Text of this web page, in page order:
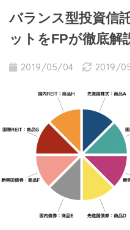
バランス型投資信
ットをFPが徹底解
2019/05/04 2019/